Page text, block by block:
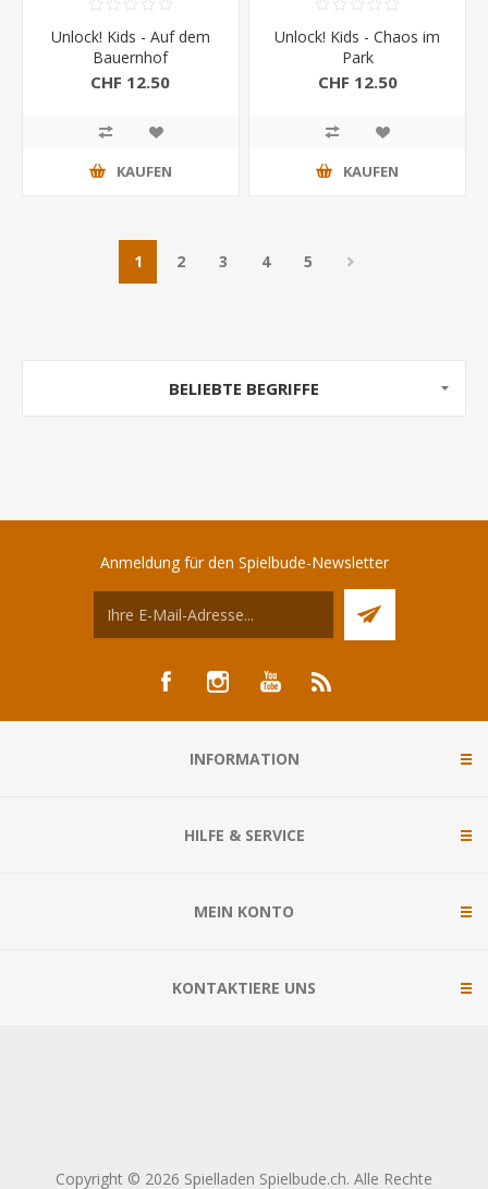
Unlock! Kids - Auf dem
Bauernhof
CHF 12.50
KAUFEN
Unlock! Kids - Chaos im
Park
CHF 12.50
KAUFEN
1 2 3 4 5
BELIEBTE BEGRIFFE
Anmeldung für den Spielbude-Newsletter
INFORMATION
HILFE & SERVICE
MEIN KONTO
KONTAKTIERE UNS
Copyright © 2026 Spielladen Spielbude.ch. Alle Rechte